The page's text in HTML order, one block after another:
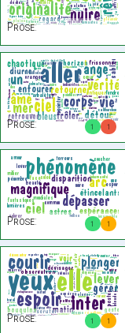
Prose:
1 1
Prose:
1 1
Prose:
1 1
Prose: